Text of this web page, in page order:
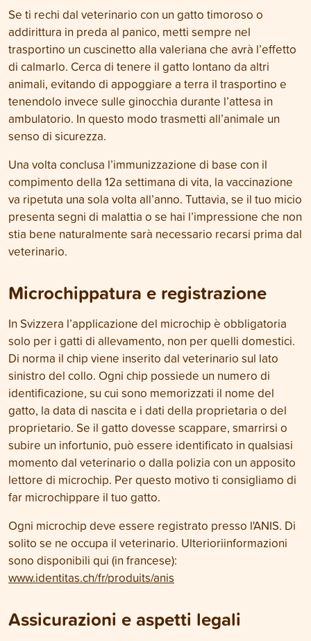
Se ti rechi dal veterinario con un gatto timoroso o
addirittura in preda al panico, metti sempre nel
trasportino un cuscinetto alla valeriana che avrà l’effetto
di calmarlo. Cerca di tenere il gatto lontano da altri
animali, evitando di appoggiare a terra il trasportino e
tenendolo invece sulle ginocchia durante l’attesa in
ambulatorio. In questo modo trasmetti all’animale un
senso di sicurezza.
Una volta conclusa l’immunizzazione di base con il
compimento della 12a settimana di vita, la vaccinazione
va ripetuta una sola volta all’anno. Tuttavia, se il tuo micio
presenta segni di malattia o se hai l’impressione che non
stia bene naturalmente sarà necessario recarsi prima dal
veterinario.
Microchippatura e registrazione
In Svizzera l’applicazione del microchip è obbligatoria
solo per i gatti di allevamento, non per quelli domestici.
Di norma il chip viene inserito dal veterinario sul lato
sinistro del collo. Ogni chip possiede un numero di
identificazione, su cui sono memorizzati il nome del
gatto, la data di nascita e i dati della proprietaria o del
proprietario. Se il gatto dovesse scappare, smarrirsi o
subire un infortunio, può essere identificato in qualsiasi
momento dal veterinario o dalla polizia con un apposito
lettore di microchip. Per questo motivo ti consigliamo di
far microchippare il tuo gatto.
Ogni microchip deve essere registrato presso l'ANIS. Di
solito se ne occupa il veterinario. Ulterioriinformazioni
sono disponibili qui (in francese):
www.identitas.ch/fr/produits/anis
Assicurazioni e aspetti legali